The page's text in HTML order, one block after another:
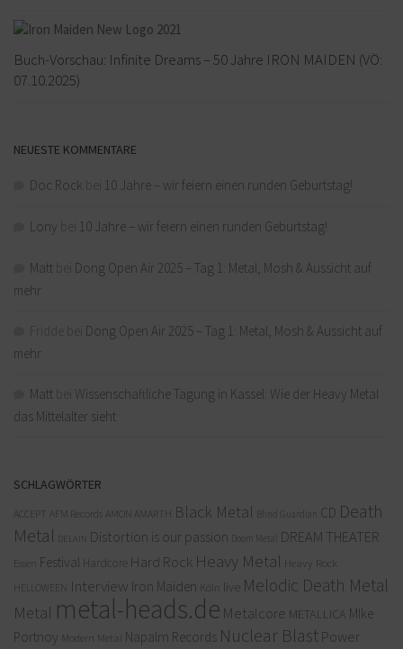
Buch-Vorschau: Infinite Dreams – 50 Jahre IRON MAIDEN (VÖ:
07.10.2025)
NEUESTE KOMMENTARE
Doc Rock 10 Jahre – wir feiern einen runden Geburtstag!
Lony 10 Jahre – wir feiern einen runden Geburtstag!
Matt
Dong Open Air 2025 – Tag 1: Metal, Mosh & Aussicht auf
mehr
Dong Open Air 2025 – Tag 1: Metal, Mosh & Aussicht auf
mehr
Matt
Wissenschaftliche Tagung in Kassel: Wie der Heavy Metal
das Mittelalter sieht
SCHLAGWÖRTER
ACCEPT AFM Records AMON AMARTH Black Metal Blind Guardian CD Death
Metal
DELAIN Distortion is our passion Doom Metal DREAM THEATER
Essen Festival Hardcore Hard Rock Heavy Metal Heavy Rock
HELLOWEEN Interview Iron Maiden Köln live Melodic Death Metal
Metal metal-heads.de Metalcore METALLICA MIke
Portnoy Modern Metal Napalm Records Nuclear Blast Power